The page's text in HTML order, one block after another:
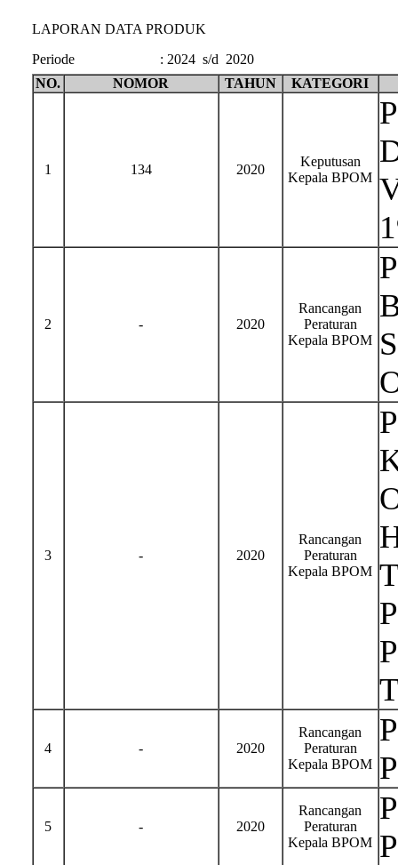
LAPORAN DATA PRODUK
Periode
: 2024 s/d 2020
NO.
NOMOR TAHUN KATEGORI
1 134 2020
Keputusan
Kepala BPOM
2 - 2020
Rancangan
Peraturan
Kepala BPOM
3 - 2020
Rancangan
Peraturan
Kepala BPOM
4 - 2020
Rancangan
Peraturan
Kepala BPOM
5 - 2020
Rancangan
Peraturan
Kepala BPOM